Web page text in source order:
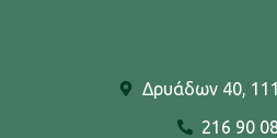
Δρυάδων 40,
216 90